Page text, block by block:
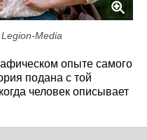
Media
опыте самого
подана с той
человек описывает